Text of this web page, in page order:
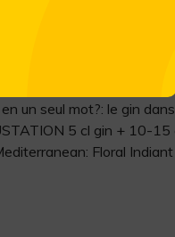
gustatives. Découvrez et
qualité supérieure. De
toute la qualité. Un
parfait accord avec nos
un seul mot?: le gin
5 cl gin + 10-
Floral